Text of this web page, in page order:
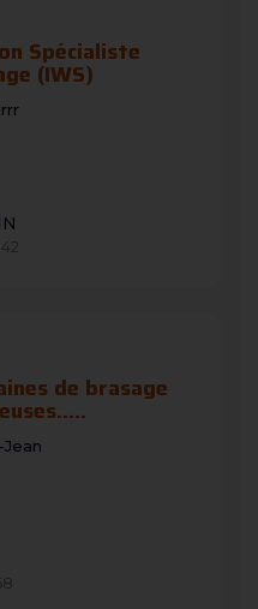
Spécialiste
(IWS)
de brasage